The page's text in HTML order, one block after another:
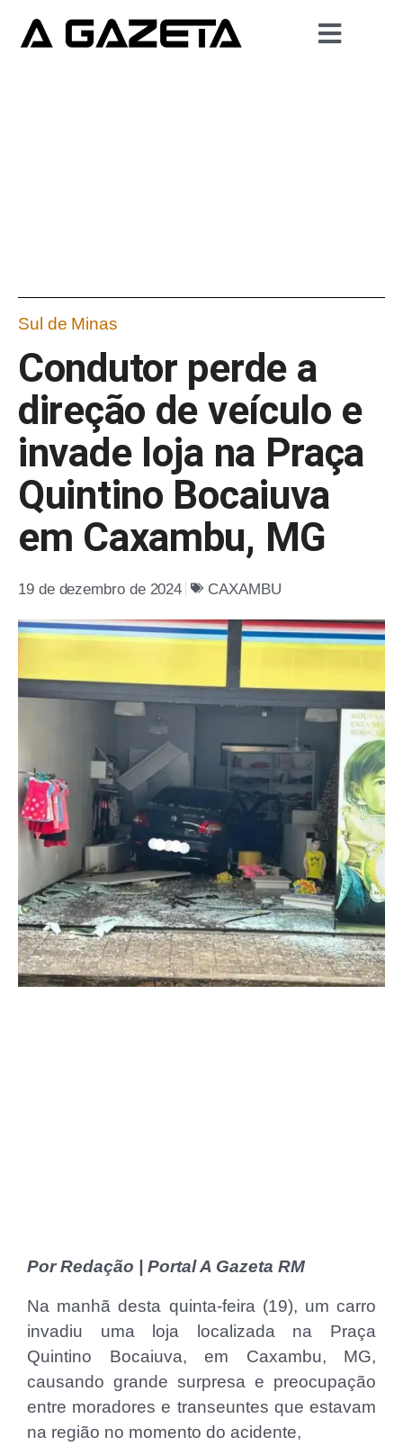
Sul de Minas
Condutor perde a
direção de veículo e
invade loja na Praça
Quintino Bocaiuva
em Caxambu, MG
19 de dezembro de 2024 CAXAMBU
Por Redação | Portal A Gazeta RM
Na manhã desta quinta-feira (19), um carro
invadiu uma loja localizada na Praça
Quintino Bocaiuva, em Caxambu, MG,
causando grande surpresa e preocupação
entre moradores e transeuntes que estavam
na região no momento do acidente,